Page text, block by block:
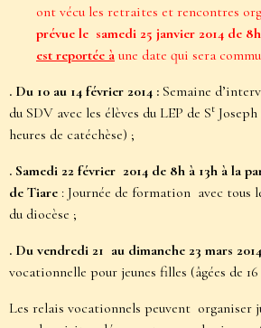
ont vécu les retraites et rencontres
prévue le samedi 25 janvier 2014 de
est reportée à une date qui sera
. Du 10 au 14 février 2014 : Semaine
du SDV avec les élèves du LEP de St
heures de catéchèse) ;
. Samedi 22 février 2014 de 8h à 13h à la
de Tiare : Journée de formation avec tous
du diocèse ;
. Du vendredi 21 au dimanche 23 mars 2014
vocationnelle pour jeunes filles (âgées de
Les relais vocationnels peuvent organiser